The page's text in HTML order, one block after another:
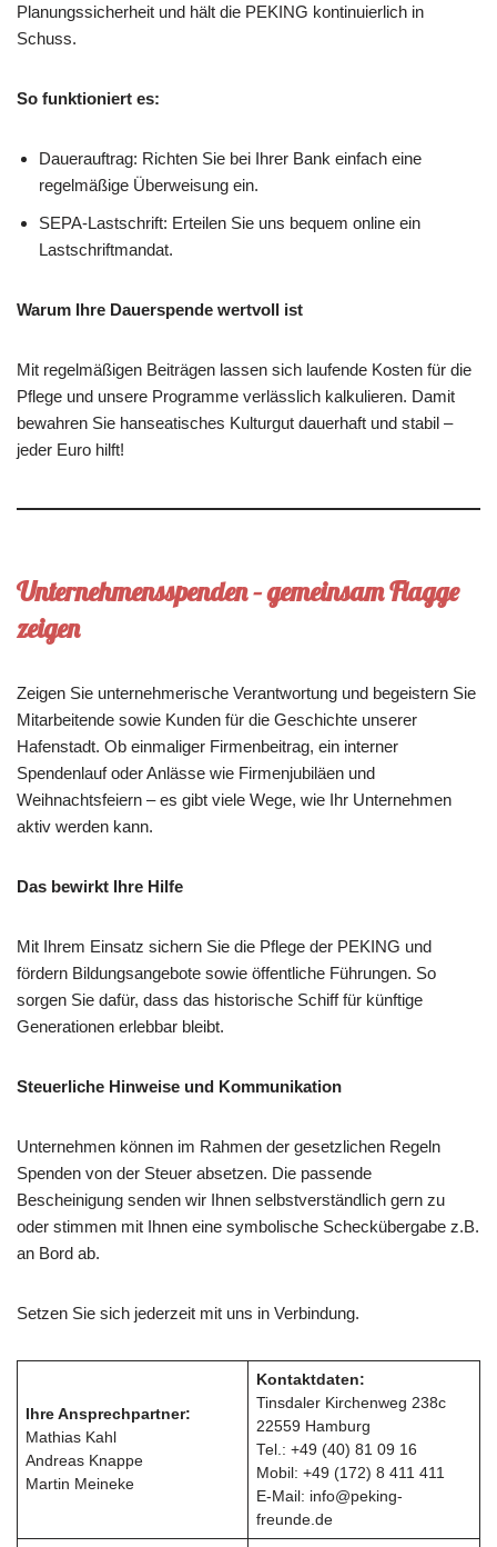
Planungssicherheit und hält die PEKING kontinuierlich in
Schuss.
So funktioniert es:
Dauerauftrag: Richten Sie bei Ihrer Bank einfach eine
regelmäßige Überweisung ein.
SEPA-Lastschrift: Erteilen Sie uns bequem online ein
Lastschriftmandat.
Warum Ihre Dauerspende wertvoll ist
Mit regelmäßigen Beiträgen lassen sich laufende Kosten für die
Pflege und unsere Programme verlässlich kalkulieren. Damit
bewahren Sie hanseatisches Kulturgut dauerhaft und stabil –
jeder Euro hilft!
Unternehmensspenden– gemeinsam Flagge
zeigen
Zeigen Sie unternehmerische Verantwortung und begeistern Sie
Mitarbeitende sowie Kunden für die Geschichte unserer
Hafenstadt. Ob einmaliger Firmenbeitrag, ein interner
Spendenlauf oder Anlässe wie Firmenjubiläen und
Weihnachtsfeiern – es gibt viele Wege, wie Ihr Unternehmen
aktiv werden kann.
Das bewirkt Ihre Hilfe
Mit Ihrem Einsatz sichern Sie die Pflege der PEKING und
fördern Bildungsangebote sowie öffentliche Führungen. So
sorgen Sie dafür, dass das historische Schiff für künftige
Generationen erlebbar bleibt.
Steuerliche Hinweise und Kommunikation
Unternehmen können im Rahmen der gesetzlichen Regeln
Spenden von der Steuer absetzen. Die passende
Bescheinigung senden wir Ihnen selbstverständlich gern zu
oder stimmen mit Ihnen eine symbolische Scheckübergabe z.B.
an Bord ab.
Setzen Sie sich jederzeit mit uns in Verbindung.
Ihre Ansprechpartner:
Mathias Kahl
Andreas Knappe
Martin Meineke
Kontaktdaten:
Tinsdaler Kirchenweg 238c
22559 Hamburg
Tel.: +49 (40) 81 09 16
Mobil: +49 (172) 8 411 411
E-Mail: info@peking-
freunde.de